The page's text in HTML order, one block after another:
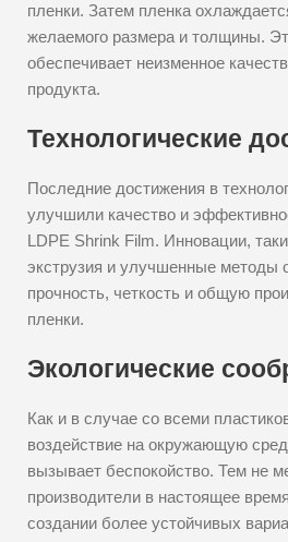
пленки. Затем пленка
желаемого размера и толщины.
обеспечивает неизменное
продукта.
Технологические
Последние достижения в
улучшили качество и
LDPE Shrink Film. Инновации,
экструзия и улучшенные методы
прочность, четкость и общую
пленки.
Экологические
Как и в случае со всеми
воздействие на окружающую
вызывает беспокойство. Тем не
производители в настоящее
создании более устойчивых